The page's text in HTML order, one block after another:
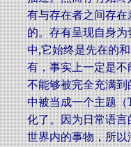
有与存在者之间存
的。存有呈现自身
中,它始终是先在的
有，事实上一定是
不能够被完全充满
中被当成一个主题
化了。因为日常语
世界内的事物，所